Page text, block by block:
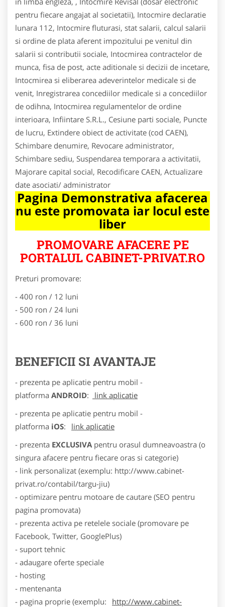
pentru fiecare angajat al societatii), Intocmire declaratie
lunara 112, Intocmire fluturasi, stat salarii, calcul salarii
si ordine de plata aferent impozitului pe venitul din
salarii si contributii sociale, Intocmirea contractelor de
munca, fisa de post, acte aditionale si decizii de incetare,
Intocmirea si eliberarea adeverintelor medicale si de
venit, Inregistrarea concediilor medicale si a concediilor
de odihna, Intocmirea regulamentelor de ordine
interioara, Infiintare S.R.L., Cesiune parti sociale, Puncte
de lucru, Extindere obiect de activitate (cod CAEN),
Schimbare denumire, Revocare administrator,
Schimbare sediu, Suspendarea temporara a activitatii,
Majorare capital social, Recodificare CAEN, Actualizare
date asociati/ administrator
Pagina Demonstrativa afacerea
nu este promovata iar locul este
liber
PROMOVARE AFACERE PE
PORTALUL CABINET-PRIVAT.RO
Preturi promovare:
- 400 ron / 12 luni
- 500 ron / 24 luni
- 600 ron / 36 luni
BENEFICII SI AVANTAJE
- prezenta pe aplicatie pentru mobil -
platforma ANDROID:
link aplicatie
- prezenta pe aplicatie pentru mobil -
platforma iOS:
link aplicatie
- prezenta EXCLUSIVA pentru orasul dumneavoastra (o
singura afacere pentru fiecare oras si categorie)
- link personalizat (exemplu: http://www.cabinet-
privat.ro/contabil/targu-jiu)
- optimizare pentru motoare de cautare (SEO pentru
pagina promovata)
- prezenta activa pe retelele sociale (promovare pe
Facebook, Twitter, GooglePlus)
- suport tehnic
- adaugare oferte speciale
- hosting
- mentenanta
- pagina proprie (exemplu:
http://www.cabinet-